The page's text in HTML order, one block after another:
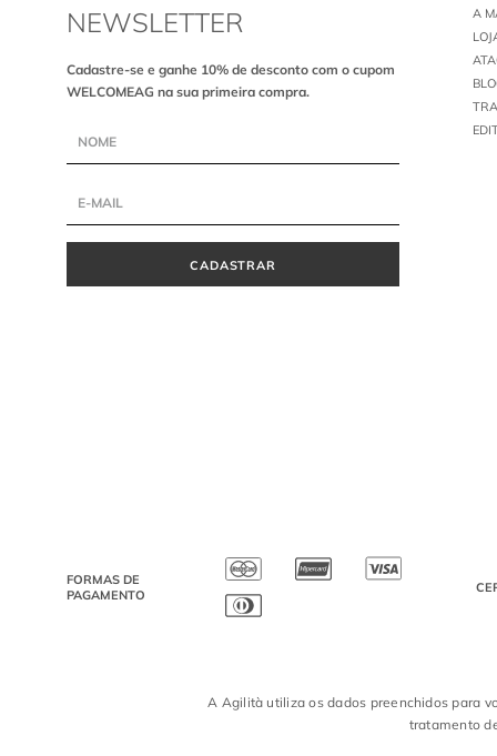
NEWSLETTER
Cadastre-se e ganhe 10% de desconto com o cupom
WELCOMEAG na sua primeira compra.
CADASTRAR
A
FORMAS DE
PAGAMENTO
A Agilità utiliza os dados preenchidos para
tratamento